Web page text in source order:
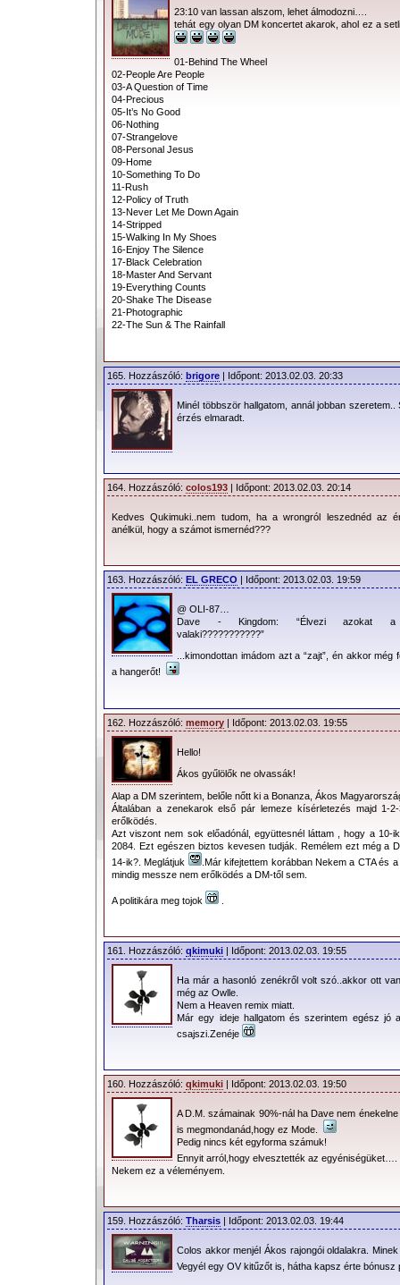
23:10 van lassan alszom, lehet álmodozni….
tehát egy olyan DM koncertet akarok, ahol ez a
01-Behind The Wheel
02-People Are People
03-A Question of Time
04-Precious
05-It’s No Good
06-Nothing
07-Strangelove
08-Personal Jesus
09-Home
10-Something To Do
11-Rush
12-Policy of Truth
13-Never Let Me Down Again
14-Stripped
15-Walking In My Shoes
16-Enjoy The Silence
17-Black Celebration
18-Master And Servant
19-Everything Counts
20-Shake The Disease
21-Photographic
22-The Sun & The Rainfall
165. Hozzászóló: brigore | Időpont: 2013.02.03. 20:33
Minél többször hallgatom, annál jobban
érzés elmaradt.
164. Hozzászóló: colos193 | Időpont: 2013.02.03. 20:14
Kedves Qukimuki..nem tudom, ha a wrongról leszednéd az
anélkül, hogy a számot ismernéd???
163. Hozzászóló: EL GRECO | Időpont: 2013.02.03. 19:59
@ OLI-87…
Dave - Kingdom: “Élvezi azokat a
valaki???????????”
...kimondottan imádom azt a “zajt”, én akkor még
a hangerőt!
162. Hozzászóló: memory | Időpont: 2013.02.03. 19:55
Hello!
Ákos gyűlölők ne olvassák!
Alap a DM szerintem, belőle nőtt ki a Bonanza, Ákos
Általában a zenekarok első pár lemeze kísérletezés majd 1-
erőlködés.
Azt viszont nem sok előadónál, együttesnél láttam , hogy a 10-
2084. Ezt egészen biztos kevesen tudják. Remélem ezt még a
14-ik?. Meglátjuk
.Már kifejtettem korábban Nekem a CTA és
mindig messze nem erőlködés a DM-től sem.
A politikára meg tojok
161. Hozzászóló: qkimuki | Időpont: 2013.02.03. 19:55
Ha már a hasonló zenékről volt szó..akkor ott van
még az Owlle.
Nem a Heaven remix miatt.
Már egy ideje hallgatom és szerintem egész jó a
csajszi.Zenéje
160. Hozzászóló: qkimuki | Időpont: 2013.02.03. 19:50
A D.M. számainak 90%-nál ha Dave nem
is megmondanád,hogy ez Mode.
Pedig nincs két egyforma számuk!
Ennyit arról,hogy elvesztették az
Nekem ez a véleményem.
159. Hozzászóló: Tharsis | Időpont: 2013.02.03. 19:44
Colos akkor menjél Ákos rajongói oldalakra.
Vegyél egy OV kitűzőt is, hátha kapsz érte